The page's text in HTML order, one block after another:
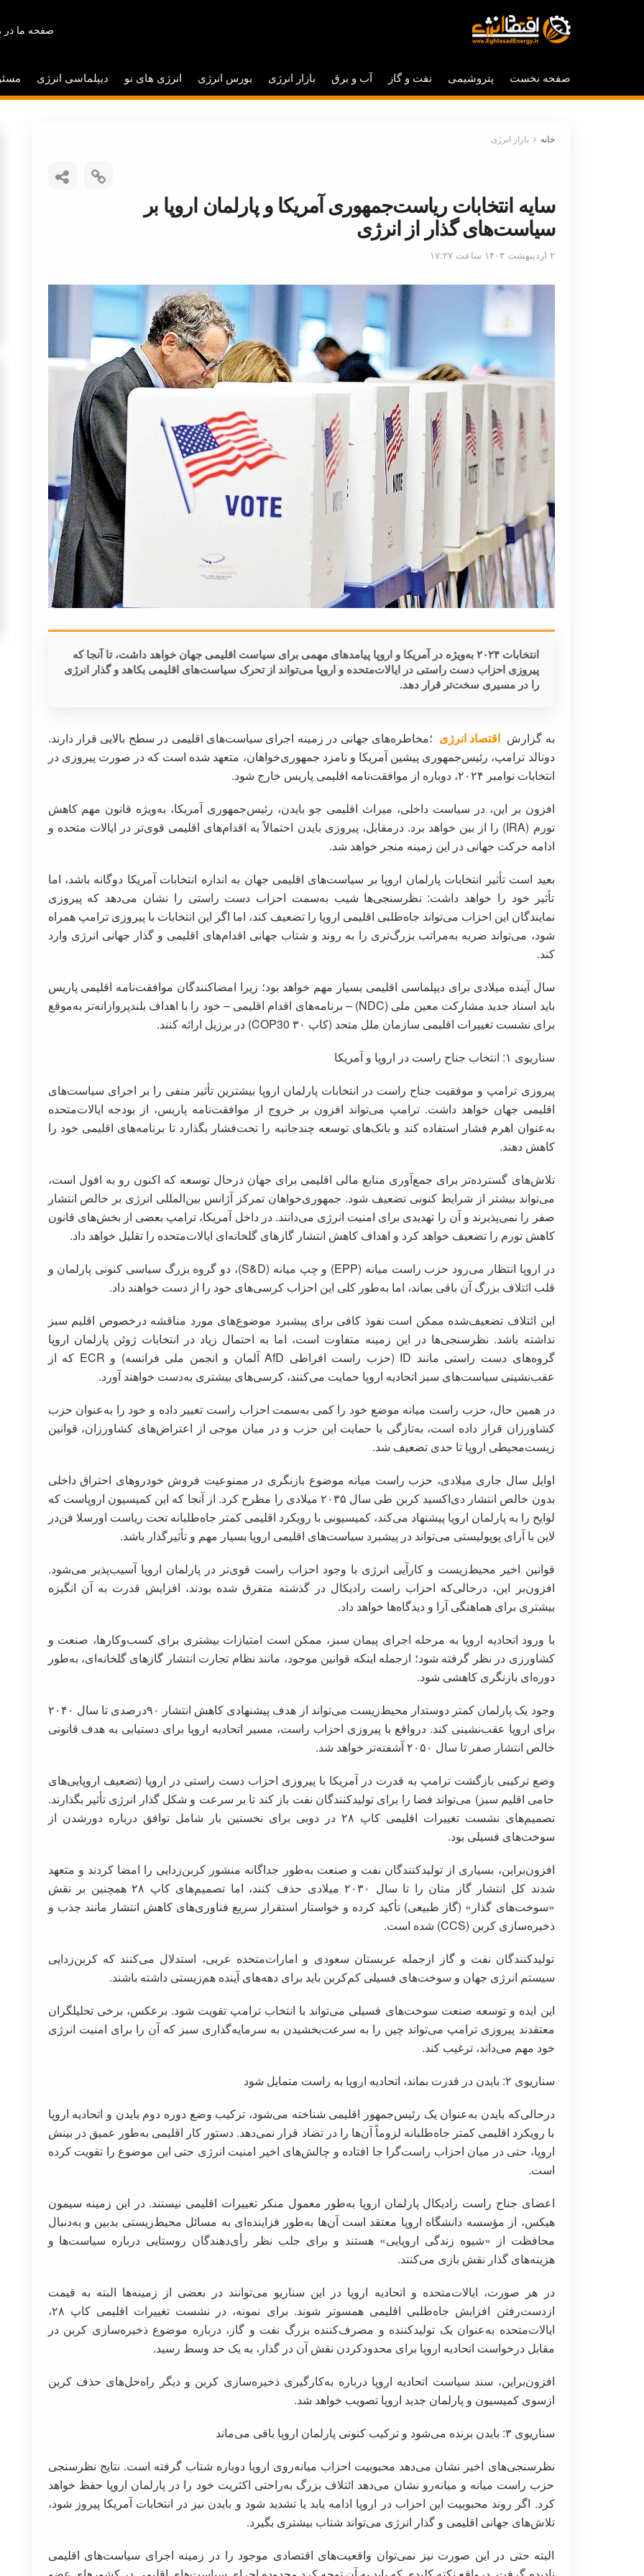
صفحه ما در
صفحه نخست پتروشیمی نفت و گاز آب و برق بازار انرژی بورس انرژی انرژی های نو دیپلماسی انرژی
خانه بازار انرژی
سایه انتخابات ریاست‌جمهوری آمریکا و پارلمان اروپا بر
سیاست‌های گذار از انرژی
۲ اردیبهشت ۱۴۰۳ ساعت ۱۷:۲۷
انتخابات ۲۰۲۴ به‌ویژه در آمریکا و اروپا پیامدهای مهمی برای سیاست اقلیمی جهان خواهد داشت، تا آنجا که
پیروزی احزاب دست راستی در ایالات‌متحده و اروپا می‌تواند از تحرک سیاست‌های اقلیمی بکاهد و گذار انرژی
را در مسیری سخت‌تر قرار دهد.
به گزارش اقتصاد انرژی ؛مخاطره‌های جهانی در زمینه اجرای سیاست‌های اقلیمی در سطح بالایی قرار دارند.
دونالد ترامپ، رئیس‌جمهوری پیشین آمریکا و نامزد جمهوری‌خواهان، متعهد شده است که در صورت پیروزی در
انتخابات نوامبر ۲۰۲۴، دوباره از موافقت‌نامه اقلیمی پاریس خارج شود.
افزون بر این، در سیاست داخلی، میراث اقلیمی جو بایدن، رئیس‌جمهوری آمریکا، به‌ویژه قانون مهم کاهش
تورم (IRA) را از بین خواهد برد. درمقابل، پیروزی بایدن احتمالاً به اقدام‌های اقلیمی قوی‌تر در ایالات متحده و
ادامه حرکت جهانی در این زمینه منجر خواهد شد.
بعید است تأثیر انتخابات پارلمان اروپا بر سیاست‌های اقلیمی جهان به‌ اندازه انتخابات آمریکا دوگانه باشد، اما
تأثیر خود را خواهد داشت: نظرسنجی‌ها شیب به‌سمت احزاب دست راستی را نشان می‌دهد که پیروزی
نمایندگان این احزاب می‌تواند جاه‌طلبی اقلیمی اروپا را تضعیف کند، اما اگر این انتخابات با پیروزی ترامپ همراه
شود، می‌تواند ضربه به‌مراتب بزرگ‌تری را به روند و شتاب جهانی اقدام‌های اقلیمی و گذار جهانی انرژی وارد
کند.
سال آینده میلادی برای دیپلماسی اقلیمی بسیار مهم خواهد بود؛ زیرا امضاکنندگان موافقت‌نامه اقلیمی پاریس
باید اسناد جدید مشارکت معین ملی (NDC) – برنامه‌های اقدام اقلیمی – خود را با اهداف بلندپروازانه‌تر به‌موقع
برای نشست تغییرات اقلیمی سازمان ملل متحد (کاپ ۳۰ COP30) در برزیل ارائه کنند.
سناریوی ۱: انتخاب جناح راست در اروپا و آمریکا
پیروزی ترامپ و موفقیت جناح راست در انتخابات پارلمان اروپا بیشترین تأثیر منفی را بر اجرای سیاست‌های
اقلیمی جهان خواهد داشت. ترامپ می‌تواند افزون بر خروج از موافقت‌نامه پاریس، از بودجه ایالات‌متحده
به‌عنوان اهرم فشار استفاده کند و بانک‌های توسعه چندجانبه را تحت‌فشار بگذارد تا برنامه‌های اقلیمی خود را
کاهش دهند.
تلاش‌های گسترده‌تر برای جمع‌آوری منابع مالی اقلیمی برای جهان درحال‌ توسعه که اکنون رو به افول است،
می‌تواند بیشتر از شرایط کنونی تضعیف شود. جمهوری‌خواهان تمرکز آژانس بین‌المللی انرژی بر خالص انتشار
صفر را نمی‌پذیرند و آن را تهدیدی برای امنیت انرژی می‌دانند. در داخل آمریکا، ترامپ بعضی از بخش‌های قانون
کاهش تورم را تضعیف خواهد کرد و اهداف کاهش انتشار گازهای گلخانه‌ای ایالات‌متحده را تقلیل خواهد داد.
در اروپا انتظار می‌رود حزب راست میانه (EPP) و چپ میانه (S&D)، دو گروه بزرگ سیاسی کنونی پارلمان و
قلب ائتلاف بزرگ آن باقی بماند، اما به‌طور کلی این احزاب کرسی‌های خود را از دست خواهند داد.
این ائتلاف تضعیف‌شده ممکن است نفوذ کافی برای پیشبرد موضوع‌های مورد مناقشه درخصوص اقلیم سبز
نداشته باشد. نظرسنجی‌ها در این زمینه متفاوت است، اما به احتمال زیاد در انتخابات ژوئن پارلمان اروپا
گروه‌های دست راستی مانند ID (حزب راست افراطی AfD آلمان و انجمن ملی فرانسه) و ECR که از
عقب‌نشینی سیاست‌های سبز اتحادیه اروپا حمایت می‌کنند، کرسی‌های بیشتری به‌دست خواهند آورد.
در همین حال، حزب راست میانه موضع خود را کمی به‌سمت احزاب راست تغییر داده و خود را به‌عنوان حزب
کشاورزان قرار داده است، به‌تازگی با حمایت این حزب و در میان موجی از اعتراض‌های کشاورزان، قوانین
زیست‌محیطی اروپا تا حدی تضعیف شد.
اوایل سال جاری میلادی، حزب راست میانه موضوع بازنگری در ممنوعیت فروش خودروهای احتراق داخلی
بدون خالص انتشار دی‌اکسید کربن طی سال ۲۰۳۵ میلادی را مطرح کرد. از آنجا که این کمیسیون اروپاست که
لوایح را به پارلمان اروپا پیشنهاد می‌کند، کمیسیونی با رویکرد اقلیمی کمتر جاه‌طلبانه تحت ریاست اورسلا فن‌در
لاین با آرای پوپولیستی می‌تواند در پیشبرد سیاست‌های اقلیمی اروپا بسیار مهم و تأثیرگذار باشد.
قوانین اخیر محیط‌زیست و کارآیی انرژی با وجود احزاب راست قوی‌تر در پارلمان اروپا آسیب‌پذیر می‌شود.
افزون‌بر این، درحالی‌که احزاب راست رادیکال در گذشته متفرق شده بودند، افزایش قدرت به آن انگیزه
بیشتری برای هماهنگی آرا و دیدگاه‌ها خواهد داد.
با ورود اتحادیه اروپا به مرحله اجرای پیمان سبز، ممکن است امتیازات بیشتری برای کسب‌وکارها، صنعت و
کشاورزی در نظر گرفته شود؛ ازجمله اینکه قوانین موجود، مانند نظام تجارت انتشار گازهای گلخانه‌ای، به‌طور
دوره‌ای بازنگری کاهشی شود.
وجود یک پارلمان کمتر دوستدار محیط‌زیست می‌تواند از هدف پیشنهادی کاهش انتشار ۹۰درصدی تا سال ۲۰۴۰
برای اروپا عقب‌نشینی کند. درواقع با پیروزی احزاب راست، مسیر اتحادیه اروپا برای دستیابی به هدف قانونی
خالص انتشار صفر تا سال ۲۰۵۰ آشفته‌تر خواهد شد.
وضع ترکیبی بازگشت ترامپ به قدرت در آمریکا با پیروزی احزاب دست راستی در اروپا (تضعیف اروپایی‌های
حامی اقلیم سبز) می‌تواند فضا را برای تولیدکنندگان نفت باز کند تا بر سرعت و شکل گذار انرژی تأثیر بگذارند.
تصمیم‌های نشست تغییرات اقلیمی کاپ ۲۸ در دوبی برای نخستین بار شامل توافق درباره دورشدن از
سوخت‌های فسیلی بود.
افزون‌براین، بسیاری از تولیدکنندگان نفت و صنعت به‌طور جداگانه منشور کربن‌زدایی را امضا کردند و متعهد
شدند کل انتشار گاز متان را تا سال ۲۰۳۰ میلادی حذف کنند، اما تصمیم‌های کاپ ۲۸ همچنین بر نقش
«سوخت‌های گذار» (گاز طبیعی) تأکید کرده و خواستار استقرار سریع فناوری‌های کاهش انتشار مانند جذب و
ذخیره‌سازی کربن (CCS) شده است.
تولیدکنندگان نفت و گاز ازجمله عربستان سعودی و امارات‌متحده عربی، استدلال می‌کنند که کربن‌زدایی
سیستم انرژی جهان و سوخت‌های فسیلی کم‌کربن باید برای دهه‌های آینده هم‌زیستی داشته باشند.
این ایده و توسعه صنعت سوخت‌های فسیلی می‌تواند با انتخاب ترامپ تقویت شود. برعکس، برخی تحلیلگران
معتقدند پیروزی ترامپ می‌تواند چین را به ‌سرعت‌بخشیدن به سرمایه‌گذاری سبز که آن را برای امنیت انرژی
خود مهم می‌داند، ترغیب کند.
سناریوی ۲: بایدن در قدرت بماند، اتحادیه اروپا به راست متمایل شود
درحالی‌که بایدن به‌عنوان یک رئیس‌جمهور اقلیمی شناخته می‌شود، ترکیب وضع دوره دوم بایدن و اتحادیه اروپا
با رویکرد اقلیمی کمتر جاه‌طلبانه لزوماً آن‌ها را در تضاد قرار نمی‌دهد. دستور کار اقلیمی به‌طور عمیق در بینش
اروپا، حتی در میان احزاب راست‌گرا جا افتاده و چالش‌های اخیر امنیت انرژی حتی این موضوع را تقویت کرده
است.
اعضای جناح راست رادیکال پارلمان اروپا به‌طور معمول منکر تغییرات اقلیمی نیستند. در این زمینه سیمون
هیکس، از مؤسسه دانشگاه اروپا معتقد است آن‌ها به‌طور فزاینده‌ای به مسائل محیط‌زیستی بدبین و به‌دنبال
محافظت از «شیوه زندگی اروپایی» هستند و برای جلب نظر رأی‌دهندگان روستایی درباره سیاست‌ها و
هزینه‌های گذار نقش بازی می‌کنند.
در هر صورت، ایالات‌متحده و اتحادیه اروپا در این سناریو می‌توانند در بعضی از زمینه‌ها البته به قیمت
ازدست‌رفتن افزایش جاه‌طلبی اقلیمی همسوتر شوند. برای نمونه، در نشست تغییرات اقلیمی کاپ ۲۸،
ایالات‌متحده به‌عنوان یک تولیدکننده و مصرف‌کننده بزرگ نفت و گاز، درباره موضوع ذخیره‌سازی کربن در
مقابل درخواست اتحادیه اروپا برای محدودکردن نقش آن در گذار، به یک حد وسط رسید.
افزون‌براین، سند سیاست اتحادیه اروپا درباره به‌کارگیری ذخیره‌سازی کربن و دیگر راه‌حل‌های حذف کربن
ازسوی کمیسیون و پارلمان جدید اروپا تصویب خواهد شد.
سناریوی ۳: بایدن برنده می‌شود و ترکیب کنونی پارلمان اروپا باقی می‌ماند
نظرسنجی‌های اخیر نشان می‌دهد محبوبیت احزاب میانه‌روی اروپا دوباره شتاب گرفته است. نتایج نظرسنجی
حزب راست میانه و میانه‌رو نشان می‌دهد ائتلاف بزرگ به‌راحتی اکثریت خود را در پارلمان اروپا حفظ خواهد
کرد. اگر روند محبوبیت این احزاب در اروپا ادامه یابد یا تشدید شود و بایدن نیز در انتخابات آمریکا پیروز شود،
تلاش‌های جهانی اقلیمی و گذار انرژی می‌تواند شتاب بیشتری بگیرد.
البته حتی در این صورت نیز نمی‌توان واقعیت‌های اقتصادی موجود را در زمینه اجرای سیاست‌های اقلیمی